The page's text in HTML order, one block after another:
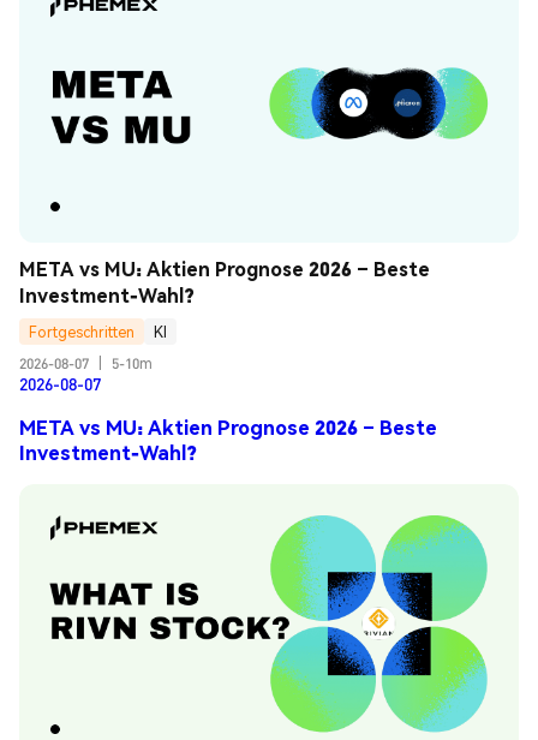
META vs MU: Aktien Prognose 2026 – Beste
Investment-Wahl?
Fortgeschritten
KI
2026-08-07
5-10m
2026-08-07
META vs MU: Aktien Prognose 2026 – Beste
Investment-Wahl?